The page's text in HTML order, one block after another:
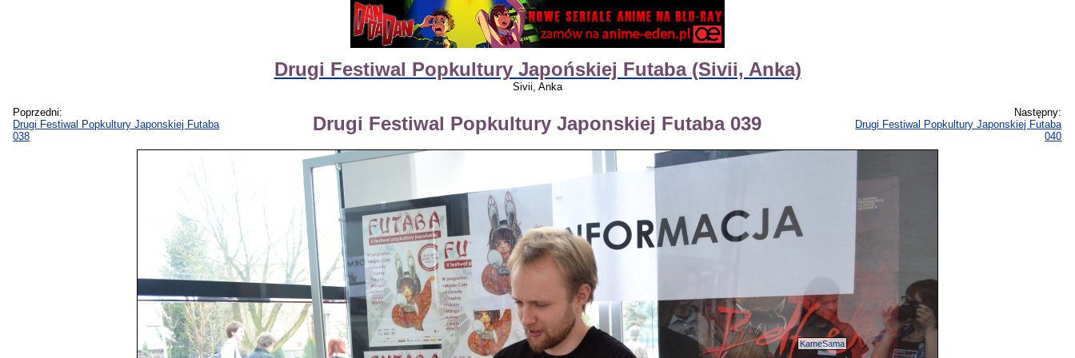
Drugi Festiwal Popkultury Japońskiej Futaba (Sivii, Anka)
Sivii, Anka
Poprzedni:
Drugi Festiwal Popkultury Japonskiej Futaba
038
Drugi Festiwal Popkultury Japonskiej Futaba 039
Następny:
Drugi Festiwal Popkultury Japonskiej Futaba
040
KameSama